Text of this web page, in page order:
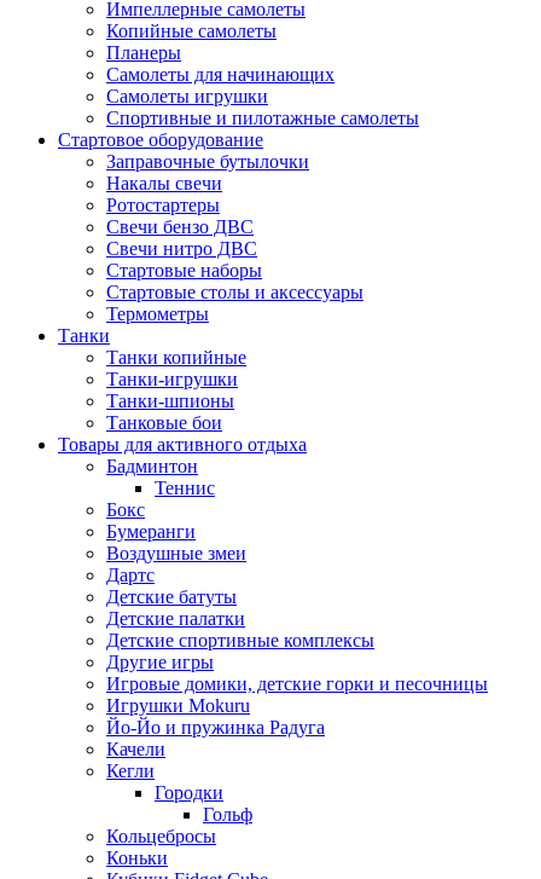
Импеллерные самолеты
Копийные самолеты
Планеры
Самолеты для начинающих
Самолеты игрушки
Спортивные и пилотажные самолеты
Стартовое оборудование
Заправочные бутылочки
Накалы свечи
Ротостартеры
Свечи бензо ДВС
Свечи нитро ДВС
Стартовые наборы
Стартовые столы и аксессуары
Термометры
Танки
Танки копийные
Танки-игрушки
Танки-шпионы
Танковые бои
Товары для активного отдыха
Бадминтон
Теннис
Бокс
Бумеранги
Воздушные змеи
Дартс
Детские батуты
Детские палатки
Детские спортивные комплексы
Другие игры
Игровые домики, детские горки и песочницы
Игрушки Mokuru
Йо-Йо и пружинка Радуга
Качели
Кегли
Городки
Гольф
Кольцебросы
Коньки